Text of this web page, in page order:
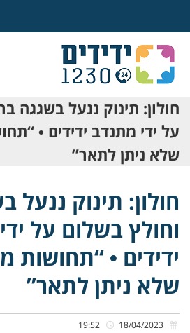
חולון: תינוק ננעל בשגגה
על ידי מתנדב ידידים •
שלא ניתן לתאר”
חולון: תינוק ננעל
וחולץ בשלום על
ידידים • “תחושות
שלא ניתן לתאר”